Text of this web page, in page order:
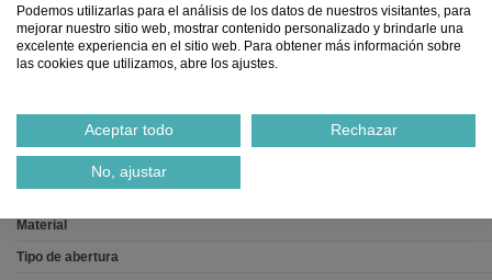
Ref. 590537G7
Dados do produto
Material
Tipo de abertura
Podemos utilizarlas para el análisis de los datos de nuestros visitantes, para
mejorar nuestro sitio web, mostrar contenido personalizado y brindarle una
excelente experiencia en el sitio web. Para obtener más información sobre
las cookies que utilizamos, abre los ajustes.
Aceptar todo Rechazar
No, ajustar